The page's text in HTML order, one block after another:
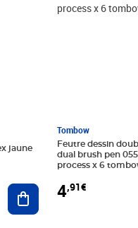
jaune
Ajouter au panier
Tombow
Feutre dessin
dual brush pen
process x 6
4,91€